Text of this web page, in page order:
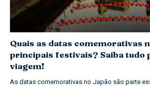
Quais as datas comemorativas
principais festivais? Saiba tudo
viagem!
As datas comemorativas no Japão são parte